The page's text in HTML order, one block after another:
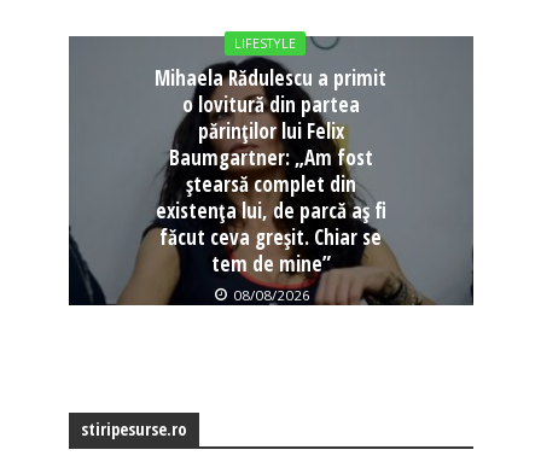
LIFESTYLE
Mihaela Rădulescu a primit
o lovitură din partea
părinților lui Felix
Baumgartner: „Am fost
ștearsă complet din
existența lui, de parcă aș fi
făcut ceva greșit. Chiar se
tem de mine”
08/08/2026
stiripesurse.ro